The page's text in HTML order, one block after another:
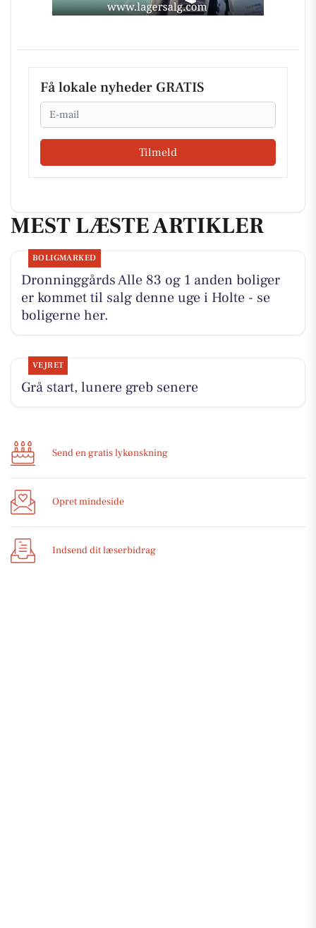
Få lokale nyheder GRATIS
Email
Tilmeld
MEST LÆSTE ARTIKLER
BOLIGMARKED
Dronninggårds Alle 83 og 1 anden boliger
er kommet til salg denne uge i Holte - se
boligerne her.
VEJRET
Grå start, lunere greb senere
Send en gratis lykønskning
Opret mindeside
Indsend dit læserbidrag